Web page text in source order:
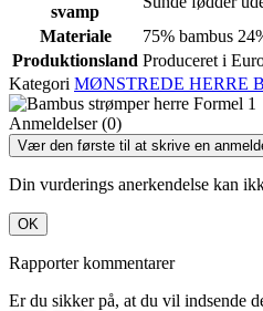
svamp
Materiale
75% bambus
Produktionsland Produceret i
Kategori MØNSTREDE HERRE
Anmeldelser (0)
Vær den første til at skrive en
Din vurderings anerkendelse kan
OK
Rapporter kommentarer
Er du sikker på, at du vil indsende